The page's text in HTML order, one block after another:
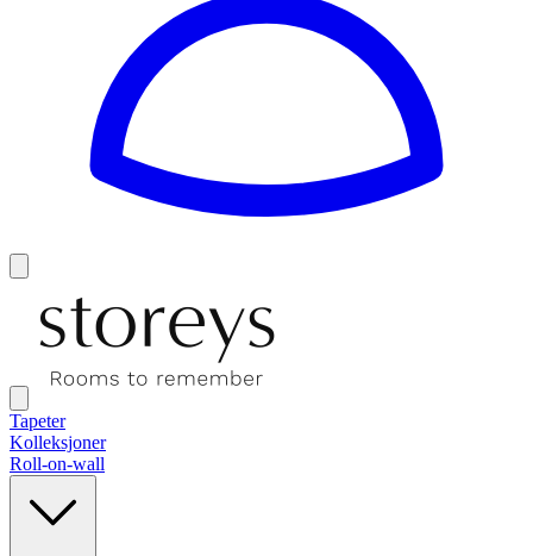
Tapeter
Kolleksjoner
Roll-on-wall